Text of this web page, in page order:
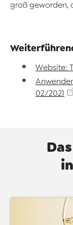
groß geworden,
Website:
02/2021